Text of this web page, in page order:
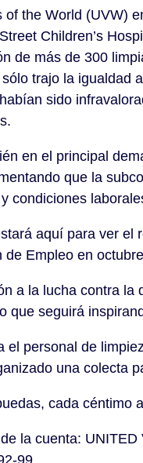
of the World (UVW)
Children’s
de más de 300
trajo la igualdad
sido
en el principal
que la
condiciones
aquí para ver el
de Empleo en
a la lucha contra
que seguirá
el personal de
una colecta
cada céntimo
la cuenta:
99